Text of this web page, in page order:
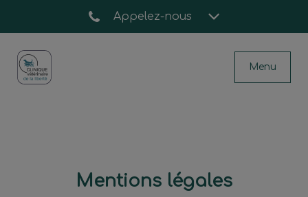
Appelez-nous
Menu
Page d'accueil de Clinique vétérinaire
Mentions légales